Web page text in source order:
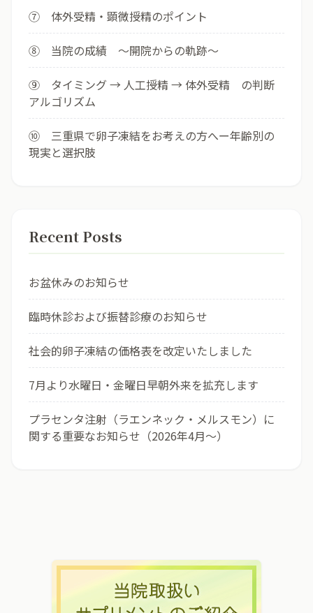
⑦ 体外受精・顕微授精のポイント
⑧ 当院の成績 ～開院からの軌跡～
⑨ タイミング → 人工授精 → 体外受精 の判断
アルゴリズム
⑩ 三重県で卵子凍結をお考えの方へー年齢別の
現実と選択肢
Recent Posts
お盆休みのお知らせ
臨時休診および振替診療のお知らせ
社会的卵子凍結の価格表を改定いたしました
7月より水曜日・金曜日早朝外来を拡充します
プラセンタ注射（ラエンネック・メルスモン）に
関する重要なお知らせ（2026年4月〜）